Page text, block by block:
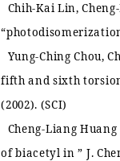
Chih-Kai Lin,
“
Yung-Ching Chou,
fifth and sixth
(2002). (SCI)
Cheng-Liang
of biacetyl in” J.